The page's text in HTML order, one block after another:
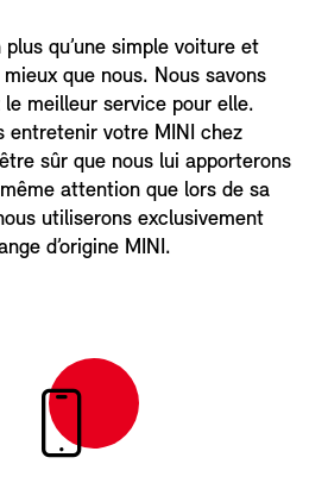
qu’une simple voiture et
que nous. Nous savons
meilleur service pour elle.
entretenir votre MINI chez
sûr que nous lui apporterons
attention que lors de sa
utiliserons exclusivement
d’origine MINI.